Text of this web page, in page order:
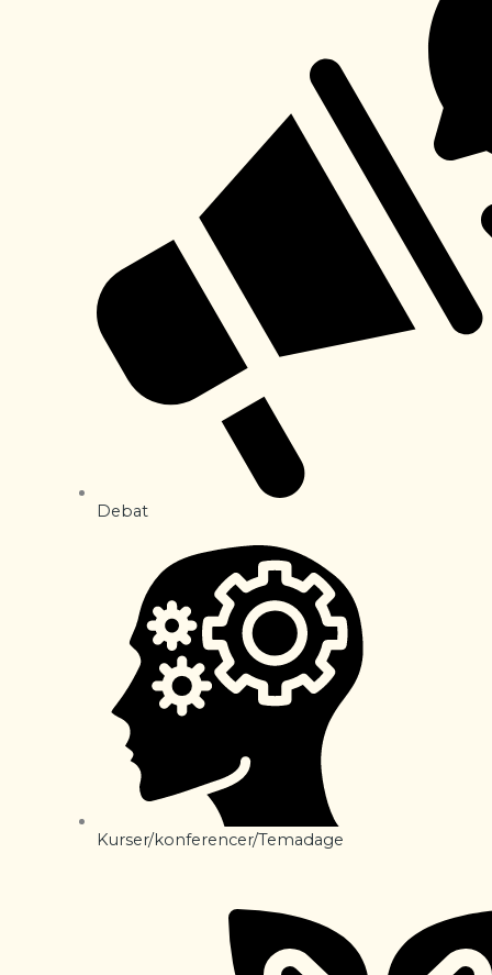
Debat
Kurser/konferencer/Temadage